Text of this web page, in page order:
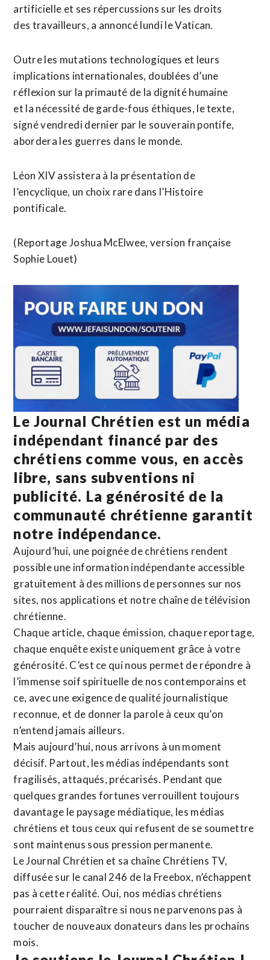
artificielle et ses répercussions sur les droits
des travailleurs, a annoncé lundi le Vatican.
Outre les mutations technologiques et leurs
implications internationales, doublées d’une
réflexion sur la primauté de la dignité humaine
et la nécessité de garde-fous éthiques, le texte,
signé vendredi dernier par le souverain pontife,
abordera les guerres dans le monde.
Léon XIV assistera à la présentation de
l’encyclique, un choix rare dans l’Histoire
pontificale.
(Reportage Joshua McElwee, version française
Sophie Louet)
Le Journal Chrétien est un média
indépendant financé par des
chrétiens comme vous, en accès
libre, sans subventions ni
publicité. La générosité de la
communauté chrétienne garantit
notre indépendance.
Aujourd’hui, une poignée de chrétiens rendent
possible une information indépendante accessible
gratuitement à des millions de personnes sur nos
sites, nos applications et notre chaîne de télévision
chrétienne.
Chaque article, chaque émission, chaque reportage,
chaque enquête existe uniquement grâce à votre
générosité. C’est ce qui nous permet de répondre à
l’immense soif spirituelle de nos contemporains et
ce, avec une exigence de qualité journalistique
reconnue, et de donner la parole à ceux qu’on
n’entend jamais ailleurs.
Mais aujourd’hui, nous arrivons à un moment
décisif. Partout, les médias indépendants sont
fragilisés, attaqués, précarisés. Pendant que
quelques grandes fortunes verrouillent toujours
davantage le paysage médiatique, les médias
chrétiens et tous ceux qui refusent de se soumettre
sont maintenus sous pression permanente.
Le Journal Chrétien et sa chaîne Chrétiens TV,
diffusée sur le canal 246 de la Freebox, n’échappent
pas à cette réalité. Oui, nos médias chrétiens
pourraient disparaître si nous ne parvenons pas à
toucher de nouveaux donateurs dans les prochains
mois.